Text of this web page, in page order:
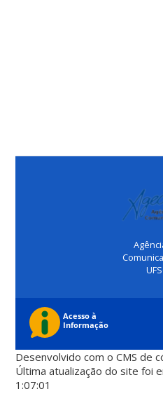
Desenvolvido com o CMS de
Última atualização do site foi
1:07:01